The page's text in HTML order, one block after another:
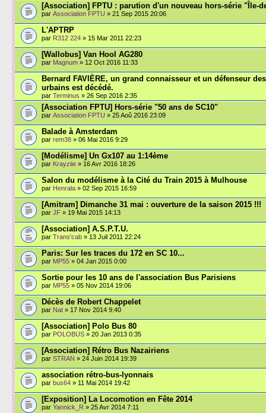
[Association] FPTU : parution d'un nouveau hors-série "Île-
par Association FPTU » 21 Sep 2015 20:06
L'APTRP
par R312 224 » 15 Mar 2011 22:23
[Wallobus] Van Hool AG280
par Magnum » 12 Oct 2016 11:33
Bernard FAVIÈRE, un grand connaisseur et un défenseur
urbains est décédé.
par Terminus » 26 Sep 2016 2:35
[Association FPTU] Hors-série "50 ans de SC10"
par Association FPTU » 25 Aoû 2016 23:09
Balade à Amsterdam
par rem38 » 06 Mai 2016 9:29
[Modélisme] Un Gx107 au 1:14ème
par Krayziie » 16 Avr 2016 18:26
Salon du modélisme à la Cité du Train 2015 à Mulhouse
par Henrala » 02 Sep 2015 16:59
[Amitram] Dimanche 31 mai : ouverture de la saison 2015 !!!
par JF » 19 Mai 2015 14:13
[Association] A.S.P.T.U.
par Trans'cab » 13 Juil 2011 22:24
Paris: Sur les traces du 172 en SC 10...
par MP55 » 04 Jan 2015 0:00
Sortie pour les 10 ans de l'association Bus Parisiens
par MP55 » 05 Nov 2014 19:06
Décès de Robert Chappelet
par Nat » 17 Nov 2014 9:40
[Association] Polo Bus 80
par POLOBUS » 20 Jan 2013 0:35
[Association] Rétro Bus Nazairiens
par STRAN » 24 Juin 2014 19:39
association rétro-bus-lyonnais
par bus64 » 11 Mai 2014 19:42
[Exposition] La Locomotion en Fête 2014
par Yannick_R » 25 Avr 2014 7:11